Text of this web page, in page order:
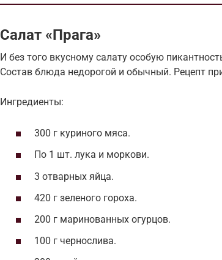
Салат «Прага»
И без того вкусному салату особую
Состав блюда недорогой и обычный. Рецепт
Ингредиенты:
300 г куриного мяса.
По 1 шт. лука и моркови.
3 отварных яйца.
420 г зеленого гороха.
200 г маринованных огурцов.
100 г чернослива.